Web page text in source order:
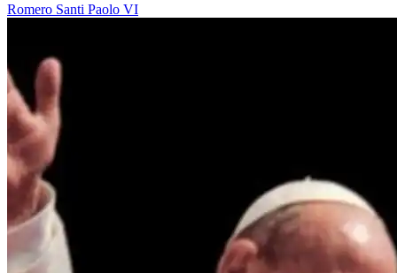
Romero Santi Paolo VI